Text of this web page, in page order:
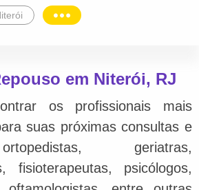
em Niterói, RJ
os profissionais mais
suas próximas consultas e
geriatras,
fisioterapeutas, psicólogos,